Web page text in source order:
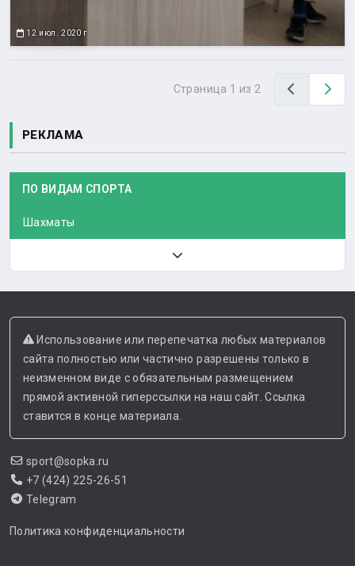
12 июл. 2020 г.
Страница 1 из 2 Назад
РЕКЛАМА
ПО ВИДАМ СПОРТА
Шахматы
Использование или перепечатка любых материалов
сайта полностью или частично разрешены только в
неизменном виде с обязательным размещением
прямой активной гиперссылки на наш сайт. Ссылка
ставится в конце материала.
sport@sopka.ru
+7 (424) 225-26-51
Telegram
Политика конфиденциальности